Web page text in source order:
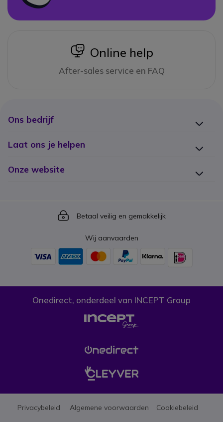
icon
Online help
After-sales service en FAQ
Ons bedrijf
Laat ons je helpen
Onze website
Icon
Betaal veilig en gemakkelijk
Wij aanvaarden
Onedirect, onderdeel van INCEPT Group
Privacybeleid Algemene voorwaarden Cookiebeleid